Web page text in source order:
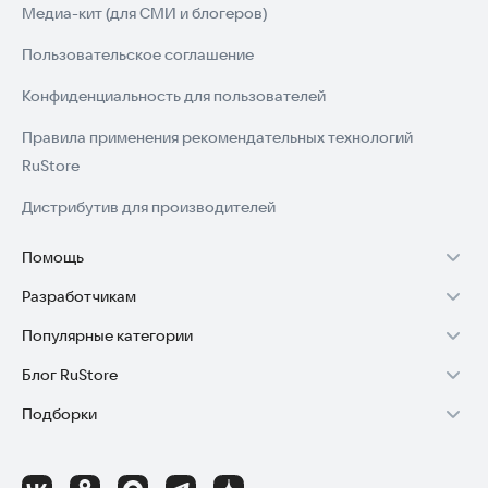
Медиа-кит (для СМИ и блогеров)
Пользовательское соглашение
Конфиденциальность для пользователей
Правила применения рекомендательных технологий
RuStore
Дистрибутив для производителей
Помощь
Установка RuStore на TV
Установка RuStore на телефон
Установка RuStore в машину
Помощь пользователям RuStore
Разработчикам
Зарабатывать с RuStore
Стать разработчиком
Доступ к RuStore Консоль
Популярные категории
Игры для Android
Приложения банков
Блог RuStore
Обзоры игр для Android 2025
Подборки